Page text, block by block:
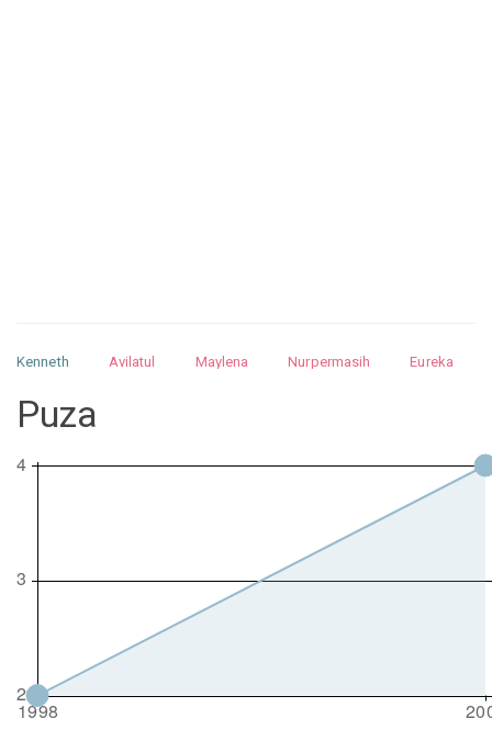
Kenneth Avilatul Maylena Nurpermasih
Eureka
Nurhilman
Puza